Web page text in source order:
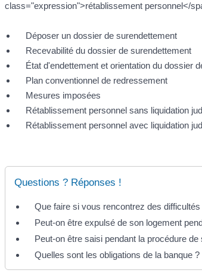
class="expression">rétablissement personnel</
Déposer un dossier de surendettement
Recevabilité du dossier de surendettement
État d'endettement et orientation du dossier
Plan conventionnel de redressement
Mesures imposées
Rétablissement personnel sans liquidation
Rétablissement personnel avec liquidation
Questions ? Réponses !
Que faire si vous rencontrez des
Peut-on être expulsé de son logement
Peut-on être saisi pendant la procédure
Quelles sont les obligations de la banque ?